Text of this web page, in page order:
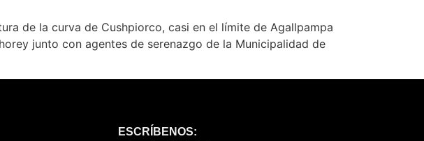
de la curva de Cushpiorco, casi en el límite de Agallpampa
junto con agentes de serenazgo de la Municipalidad de
ESCRÍBENOS: